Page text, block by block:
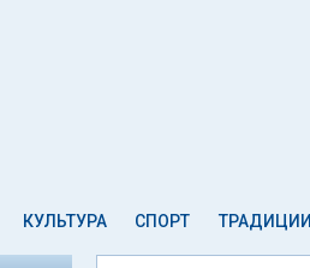
КУЛЬТУРА СПОРТ ТРАДИЦИИ